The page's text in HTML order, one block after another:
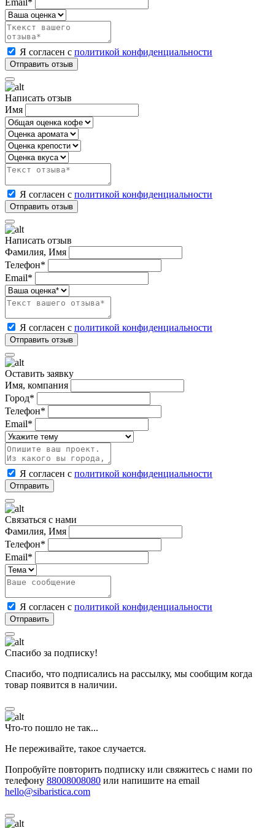
Я согласен с политикой конфиденциальности
Написать отзыв
Имя
Я согласен с политикой конфиденциальности
Написать отзыв
Фамилия, Имя
Телефон*
Email*
Я согласен с политикой конфиденциальности
Оставить заявку
Имя, компания
Город*
Телефон*
Email*
Я согласен с политикой конфиденциальности
Связаться с нами
Фамилия, Имя
Телефон*
Email*
Я согласен с политикой конфиденциальности
Спасибо за подписку!
Спасибо, что подписались на рассылку, мы сообщим когда
товар появится в наличии.
Что-то пошло не так...
Не переживайте, такое случается.
Попробуйте повторить подписку или свяжитесь с нами по
телефону 88008008080 или напишите на email
hello@sibaristica.com